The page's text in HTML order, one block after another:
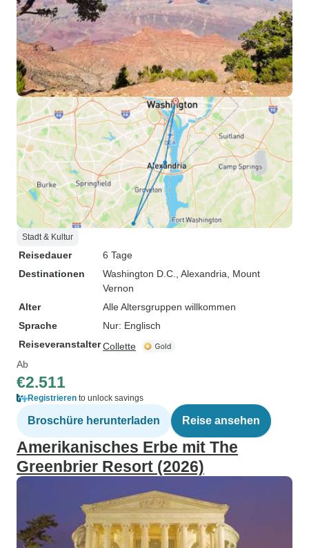
Stadt & Kultur
Reisedauer
6 Tage
Destinationen
Washington D.C. , Alexandria , Mount
Vernon
Alter
Alle Altersgruppen willkommen
Sprache
Nur: Englisch
ReiseveranstalterCollette
Ab
€2.511
Registrieren to unlock savings
Broschüre herunterladen Reise ansehen
Amerikanisches Erbe mit The
Greenbrier Resort (2026)